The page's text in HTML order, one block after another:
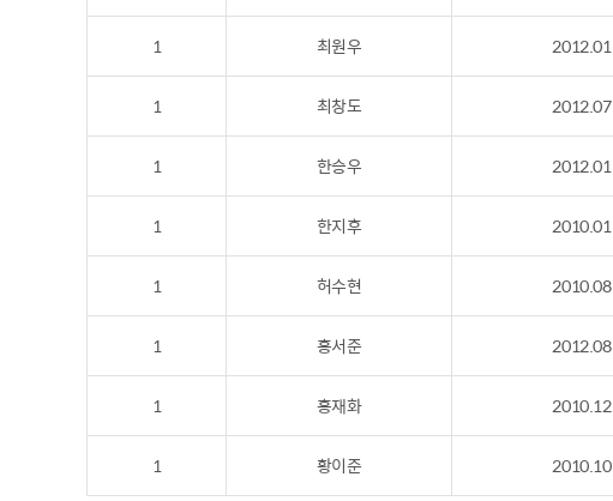
1 최원우 2012.01
1 최창도 2012.07
1 한승우 2012.01
1 한지후 2010.01
1 허수현 2010.08
1 홍서준 2012.08
1 홍재화 2010.12
1 황이준 2010.10